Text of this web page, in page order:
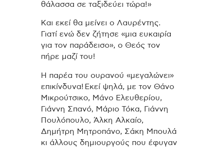
θάλασσα σε ταξιδεύει τώρα!»
Και εκεί θα μείνει ο Λαυρέντης.
Γιατί ενώ δεν ζήτησε «μια ευκαιρία
για τον παράδεισο», ο Θεός τον
πήρε μαζί του!
Η παρέα του ουρανού «μεγαλώνει»
επικίνδυνα! Εκεί ψηλά, με τον Θάνο
Μικρούτσικο, Μάνο Ελευθερίου,
Γιάννη Σπανό, Μάριο Τόκα, Γιάννη
Πουλόπουλο, Άλκη Αλκαίο,
Δημήτρη Μητροπάνο, Σάκη Μπουλά
κι άλλους δημιουργούς που έφυγαν